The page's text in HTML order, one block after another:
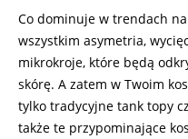
Co dominuje w trendach
wszystkim asymetria,
mikrokroje, które będą
skórę. A zatem w Twoim
tylko tradycyjne tank topy
także te przypominające